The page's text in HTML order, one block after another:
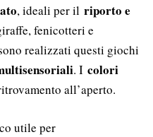
, ideali per il riporto e
fenicotteri e
realizzati questi giochi
. I colori
all’aperto.
utile per